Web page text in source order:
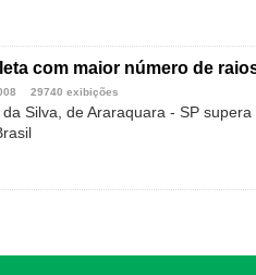
com maior número de
29740 exibições
Silva, de Araraquara - SP